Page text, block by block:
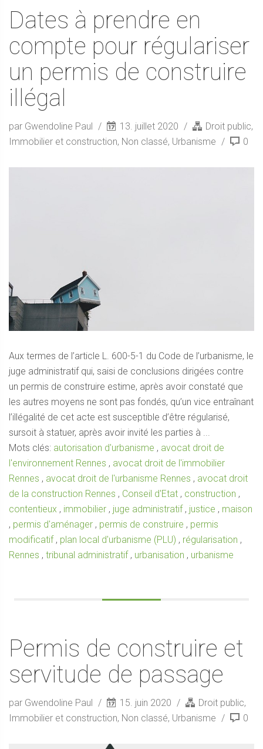
Dates à prendre en
compte pour régulariser
un permis de construire
illégal
par Gwendoline Paul 13. juillet 2020 Droit public,
Immobilier et construction, Non classé, Urbanisme 0
Aux termes de l’article L. 600-5-1 du Code de l’urbanisme, le
juge administratif qui, saisi de conclusions dirigées contre
un permis de construire estime, après avoir constaté que
les autres moyens ne sont pas fondés, qu’un vice entraînant
l’illégalité de cet acte est susceptible d’être régularisé,
sursoit à statuer, après avoir invité les parties à ...
Mots clés: autorisation d'urbanisme , avocat droit de
l'environnement Rennes , avocat droit de l'immobilier
Rennes , avocat droit de l'urbanisme Rennes , avocat droit
de la construction Rennes , Conseil d'Etat , construction ,
contentieux , immobilier , juge administratif, justice , maison
, permis d'aménager , permis de construire , permis
modificatif, plan local d'urbanisme (PLU) , régularisation ,
Rennes , tribunal administratif, urbanisation , urbanisme
Permis de construire et
servitude de passage
par Gwendoline Paul 15. juin 2020 Droit public,
Immobilier et construction, Non classé, Urbanisme 0